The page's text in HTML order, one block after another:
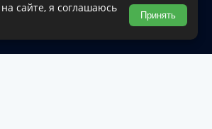
округа.
сайте, я соглашаюсь
Принять